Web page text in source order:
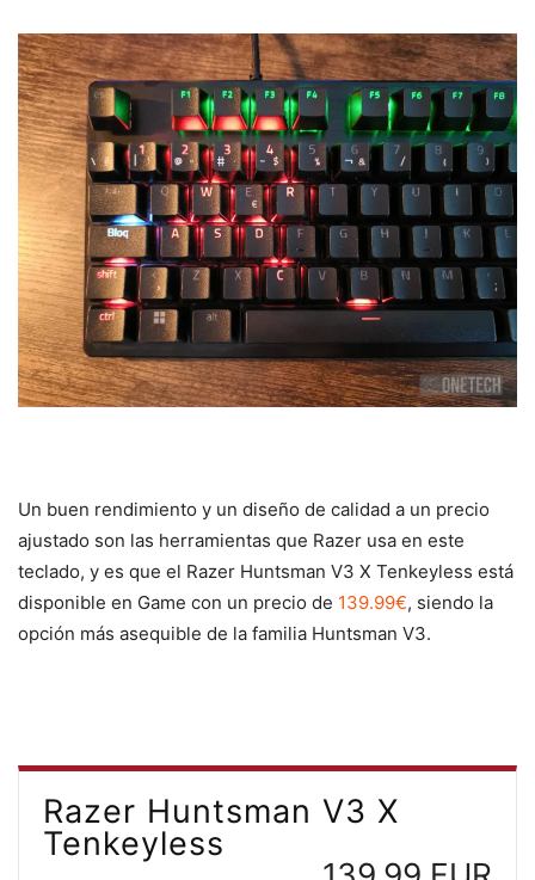
Un buen rendimiento y un diseño de calidad a un precio
ajustado son las herramientas que Razer usa en este
teclado, y es que el Razer Huntsman V3 X Tenkeyless está
disponible en Game con un precio de 139.99€, siendo la
opción más asequible de la familia Huntsman V3.
Razer Huntsman V3 X
Tenkeyless